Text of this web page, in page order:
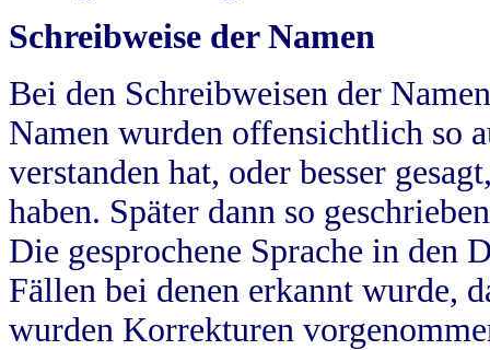
Schreibweise der Namen
Bei den Schreibweisen der
Namen wurden offensichtlich so
verstanden hat, oder besser
haben. Später dann so
Die gesprochene Sprache in
Fällen bei denen erkannt wurde,
wurden Korrekturen